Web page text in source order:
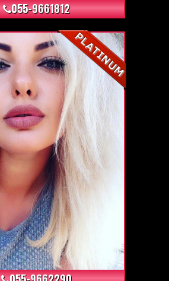
055-9661812